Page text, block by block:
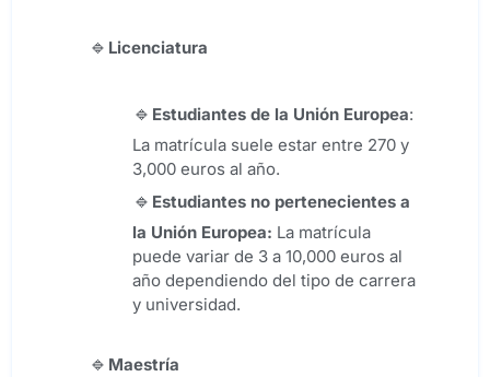
Licenciatura
Estudiantes de la Unión Europea:
La matrícula suele estar entre 270 y
3,000 euros al año.
Estudiantes no pertenecientes a
la Unión Europea: La matrícula
puede variar de 3 a 10,000 euros al
año dependiendo del tipo de carrera
y universidad.
Maestría